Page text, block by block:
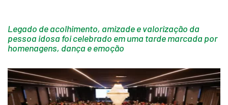
Legado de acolhimento, amizade e valorização da
pessoa idosa foi celebrado em uma tarde marcada por
homenagens, dança e emoção